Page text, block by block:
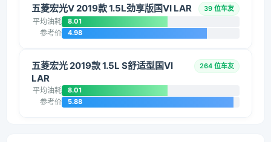
五菱宏光V 2019款 1.5L劲享版国VI LAR 39 位车友
平均油耗 8.01
参考价 4.98
五菱宏光 2019款 1.5L S舒适型国VI
LAR
264 位车友
平均油耗 8.01
参考价 5.88